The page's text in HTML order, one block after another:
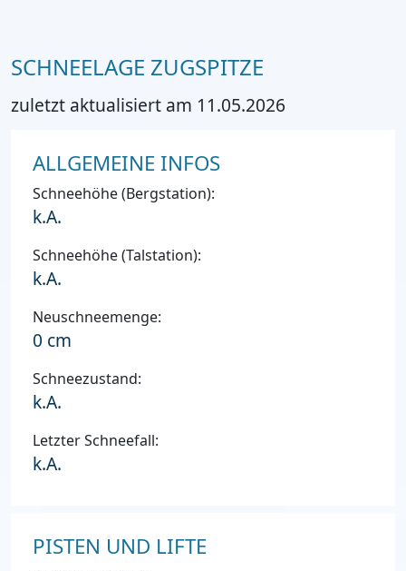
SCHNEELAGE ZUGSPITZE
zuletzt aktualisiert am 11.05.2026
ALLGEMEINE INFOS
Schneehöhe (Bergstation):
k.A.
Schneehöhe (Talstation):
k.A.
Neuschneemenge:
0 cm
Schneezustand:
k.A.
Letzter Schneefall:
k.A.
PISTEN UND LIFTE